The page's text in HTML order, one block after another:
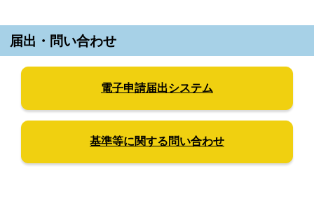
届出・問い合わせ
電子申請届出システム
基準等に関する問い合わせ